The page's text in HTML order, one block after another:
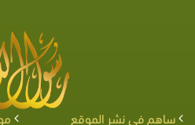
ساهم في نشر الموقع